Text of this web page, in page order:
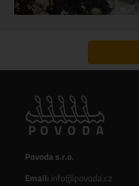
Povoda s.r.o.
Email: info@povoda.cz